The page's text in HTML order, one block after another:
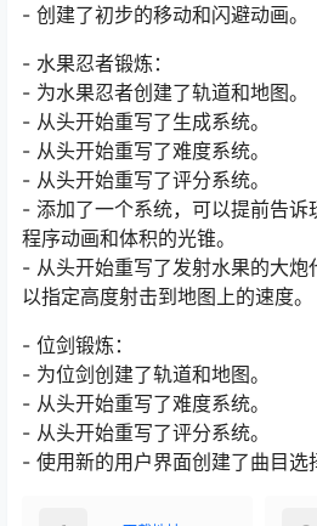
- 创建了初步的移动和闪避动画。
- 水果忍者锻炼：
- 为水果忍者创建了轨道和地图。
- 从头开始重写了生成系统。
- 从头开始重写了难度系统。
- 从头开始重写了评分系统。
- 添加了一个系统，可以提前告诉
程序动画和体积的光锥。
- 从头开始重写了发射水果的大炮
以指定高度射击到地图上的速度。
- 位剑锻炼：
- 为位剑创建了轨道和地图。
- 从头开始重写了难度系统。
- 从头开始重写了评分系统。
- 使用新的用户界面创建了曲目选